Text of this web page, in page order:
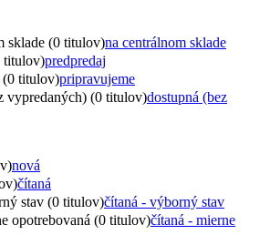
sklade (0 titulov)na centrálnom sklade
titulov)predpredaj
(0 titulov)pripravujeme
vypredaných) (0 titulov)dostupná (bez
nová
čítaná
stav (0 titulov)čítaná - výborný stav
opotrebovaná (0 titulov)čítaná - mierne